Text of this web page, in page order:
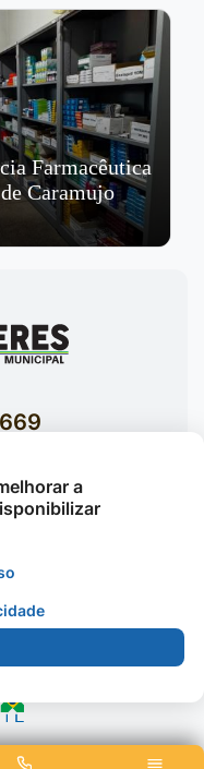
Farmacêutica
Caramujo
Celeste -
Cáceres - Todos os
a